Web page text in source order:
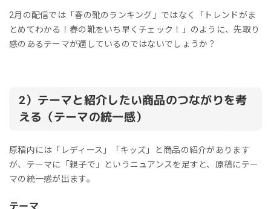
2月の配信では「春の靴のランキング」ではなく「トレンドがま
とめてわかる！春の靴をいち早くチェック！」のように、先取り
感のあるテーマが適しているのではないでしょうか？
2）テーマと紹介したい商品のつながりを考
える（テーマの統一感）
原稿内には「レディース」「キッズ」と商品の紹介があります
が、テーマに「親子で」というニュアンスを足すと、原稿にテー
マの統一感が出ます。
テーマ